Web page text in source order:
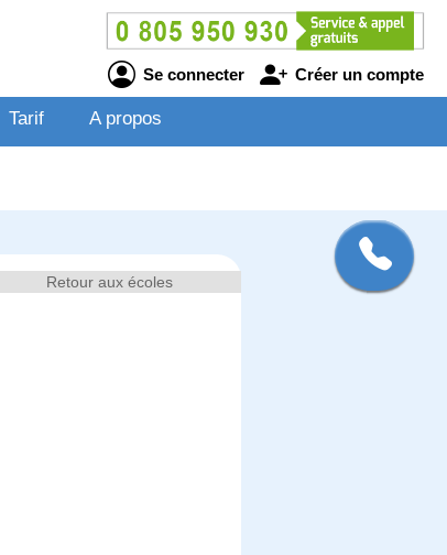
Se connecter Créer un compte
Tarif A propos
Retour aux écoles